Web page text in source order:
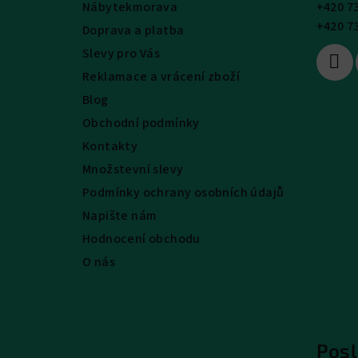
Nábytekmorava
Doprava a platba
Slevy pro Vás
Reklamace a vrácení zboží
Blog
Obchodní podmínky
Kontakty
Množstevní slevy
Podmínky ochrany osobních údajů
Napište nám
Hodnocení obchodu
O nás
+420
+420